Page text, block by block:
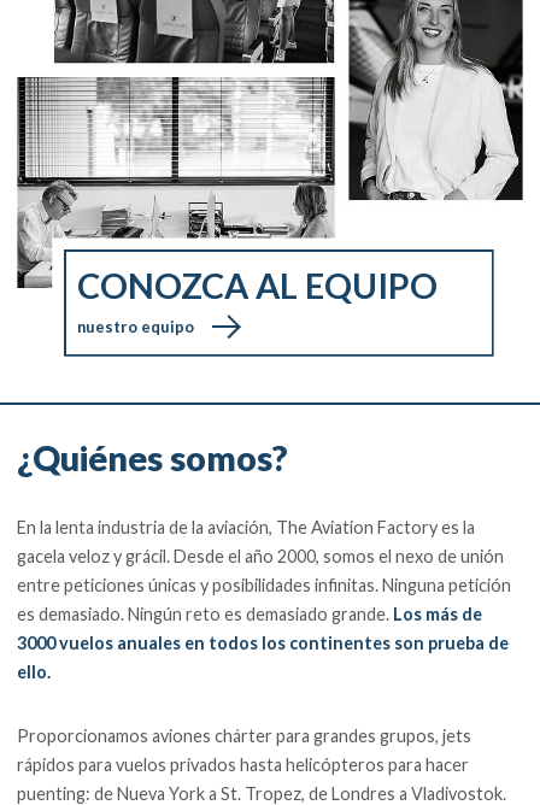
CONOZCA AL EQUIPO
nuestro equipo
¿Quiénes somos?
En la lenta industria de la aviación, The Aviation Factory es la
gacela veloz y grácil. Desde el año 2000, somos el nexo de unión
entre peticiones únicas y posibilidades infinitas. Ninguna petición
es demasiado. Ningún reto es demasiado grande. Los más de
3000 vuelos anuales en todos los continentes son prueba de
ello.
Proporcionamos aviones chárter para grandes grupos, jets
rápidos para vuelos privados hasta helicópteros para hacer
puenting: de Nueva York a St. Tropez, de Londres a Vladivostok.